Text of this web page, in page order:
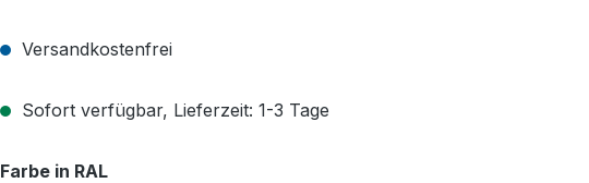
Versandkostenfrei
Sofort verfügbar, Lieferzeit: 1-3 Tage
Farbe in RALauswählen